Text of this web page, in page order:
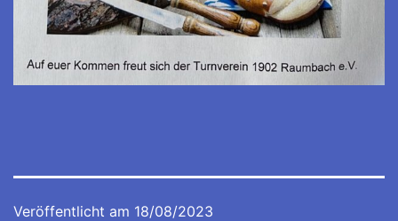
Veröffentlicht am 18/08/2023